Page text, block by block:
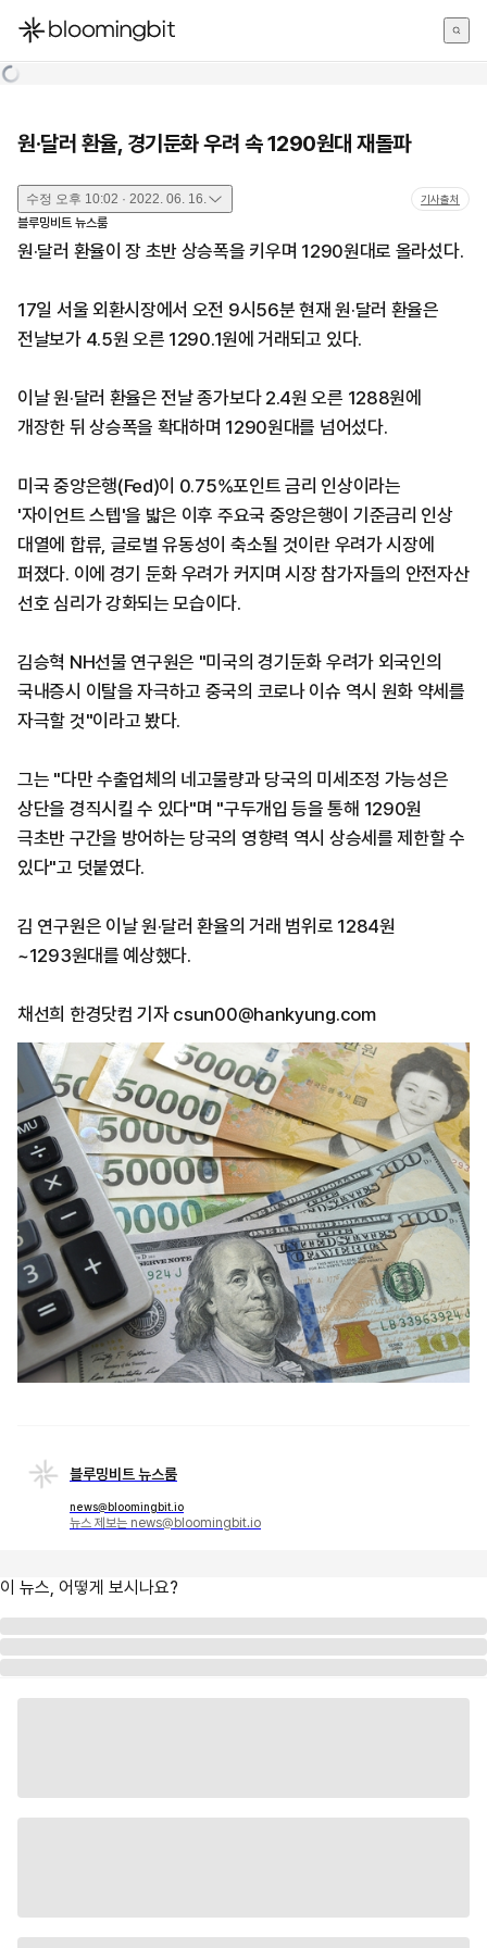
한국어
원·달러 환율, 경기둔화 우려 속 1290원대 재돌파
수정 오후 10:02 · 2022. 06. 16. 기사출처
블루밍비트 뉴스룸
원·달러 환율이 장 초반 상승폭을 키우며 1290원대로 올라섰다.
17일 서울 외환시장에서 오전 9시56분 현재 원·달러 환율은
전날보가 4.5원 오른 1290.1원에 거래되고 있다.
이날 원·달러 환율은 전날 종가보다 2.4원 오른 1288원에
개장한 뒤 상승폭을 확대하며 1290원대를 넘어섰다.
미국 중앙은행(Fed)이 0.75%포인트 금리 인상이라는
'자이언트 스텝'을 밟은 이후 주요국 중앙은행이 기준금리 인상
대열에 합류, 글로벌 유동성이 축소될 것이란 우려가 시장에
퍼졌다. 이에 경기 둔화 우려가 커지며 시장 참가자들의 안전자산
선호 심리가 강화되는 모습이다.
김승혁 NH선물 연구원은 "미국의 경기둔화 우려가 외국인의
국내증시 이탈을 자극하고 중국의 코로나 이슈 역시 원화 약세를
자극할 것"이라고 봤다.
그는 "다만 수출업체의 네고물량과 당국의 미세조정 가능성은
상단을 경직시킬 수 있다"며 "구두개입 등을 통해 1290원
극초반 구간을 방어하는 당국의 영향력 역시 상승세를 제한할 수
있다"고 덧붙였다.
김 연구원은 이날 원·달러 환율의 거래 범위로 1284원
~1293원대를 예상했다.
채선희 한경닷컴 기자 csun00@hankyung.com
블루밍비트 뉴스룸
news@bloomingbit.io
뉴스 제보는 news@bloomingbit.io
이 뉴스, 어떻게 보시나요?